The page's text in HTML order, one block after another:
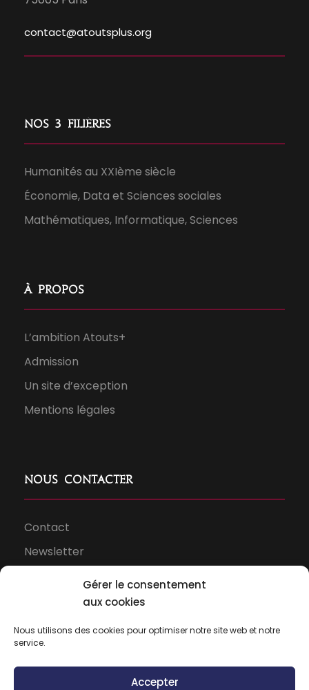
Gérer le consentement
aux cookies
Nous utilisons des cookies pour optimiser notre site web et notre
service.
Accepter
contact@atoutsplus.org
Nos 3 filières
Humanités au XXIème siècle
Économie, Data et Sciences sociales
Mathématiques, Informatique, Sciences
À propos
L’ambition Atouts+
Admission
Un site d’exception
Mentions légales
Nous contacter
Contact
Newsletter
Espace presse